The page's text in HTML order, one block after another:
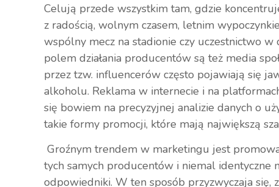
Celują przede wszystkim tam, gdzie
z radością, wolnym czasem, letnim
wspólny mecz na stadionie czy uczestnictwo
polem działania producentów są też media
przez tzw. influencerów często pojawiają się
alkoholu. Reklama w internecie i na
się bowiem na precyzyjnej analizie danych o
takie formy promocji, które mają największą
Groźnym trendem w marketingu jest
tych samych producentów i niemal identyczne
odpowiedniki. W ten sposób przyzwyczaja się,